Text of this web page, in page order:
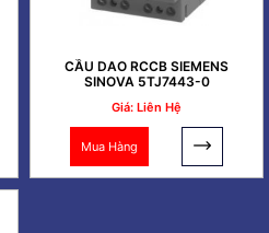
CẦU DAO RCCB SIEMENS
SINOVA 5TJ7443-0
Giá: Liên Hệ
Mua Hàng